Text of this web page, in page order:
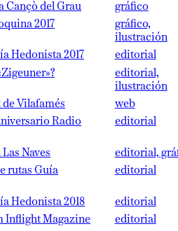
Cançò del Grau
gráfico
2017
gráfico,
ilustración
Hedonista 2017
editorial
editorial,
ilustración
Vilafamés
web
Radio
editorial
Naves
editorial,
rutas Guía
editorial
Hedonista 2018
editorial
Inflight Magazine
editorial